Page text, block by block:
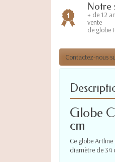
Notre
+ de 12
vente
de globe
Contactez-nous
Globe
cm
Ce globe
diamètre de 34